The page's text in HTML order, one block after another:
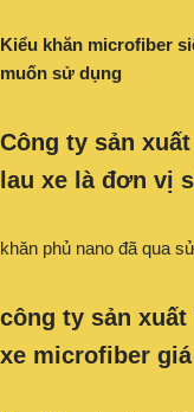
Kiểu khăn microfiber
muốn sử dụng
Công ty sản
lau xe là đơn vị
khăn phủ nano đã qua
công ty sản
xe microfiber